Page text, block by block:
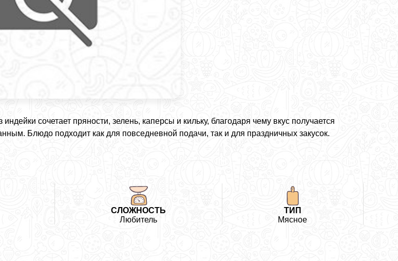
сочетает пряности, зелень, каперсы и кильку, благодаря чему вкус получается
Блюдо подходит как для повседневной подачи, так и для праздничных закусок.
СЛОЖНОСТЬ
Любитель
ТИП
Мясное